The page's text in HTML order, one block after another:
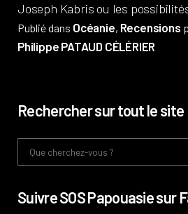
Joseph Kabris ou les possibilités
Publié dans Océanie, Recensions
Philippe PATAUD CÉLÉRIER
Rechercher sur tout le site
Suivre SOS Papouasie sur